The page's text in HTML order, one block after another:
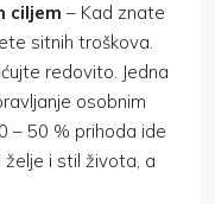
ciljem – Kad znate
sitnih troškova.
redovito. Jedna
osobnim
– 50 % prihoda ide
i stil života, a